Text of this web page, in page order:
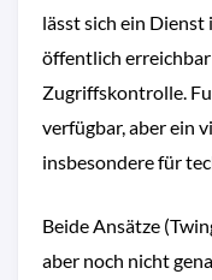
lässt sich ein
öffentlich erreichbar
Zugriffskontrolle.
verfügbar, aber ein
insbesondere für
Beide Ansätze
aber noch nicht